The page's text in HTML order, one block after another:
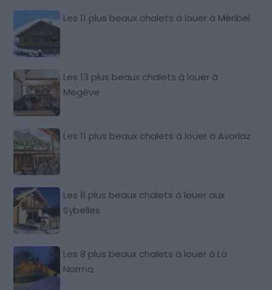
Les 11 plus beaux chalets à louer à Méribel
Les 13 plus beaux chalets à louer à
Megève
Les 11 plus beaux chalets à louer à Avoriaz
Les 8 plus beaux chalets à louer aux
Sybelles
Les 8 plus beaux chalets à louer à La
Norma